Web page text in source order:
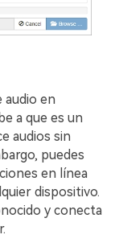
audio en
a que es un
audios sin
puedes
en línea
dispositivo.
y conecta